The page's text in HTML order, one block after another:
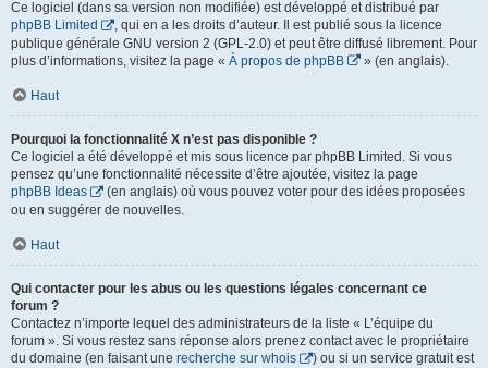
Ce logiciel (dans sa version non modifiée) est développé et distribué par
phpBB Limited
, qui en a les droits d’auteur. Il est publié sous la licence
publique générale GNU version 2 (GPL-2.0) et peut être diffusé librement. Pour
plus d’informations, visitez la page « À propos de phpBB » (en anglais).
Haut
Pourquoi la fonctionnalité X n’est pas disponible ?
Ce logiciel a été développé et mis sous licence par phpBB Limited. Si vous
pensez qu’une fonctionnalité nécessite d’être ajoutée, visitez la page
phpBB Ideas
(en anglais) où vous pouvez voter pour des idées proposées
ou en suggérer de nouvelles.
Haut
Qui contacter pour les abus ou les questions légales concernant ce
forum ?
Contactez n’importe lequel des administrateurs de la liste « L’équipe du
forum ». Si vous restez sans réponse alors prenez contact avec le propriétaire
du domaine (en faisant une recherche sur whois
) ou si un service gratuit est